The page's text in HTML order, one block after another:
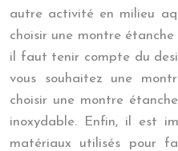
autre activité en milieu
choisir une montre
il faut tenir compte du
vous souhaitez une
choisir une montre
inoxydable. Enfin, il est
matériaux utilisés pour